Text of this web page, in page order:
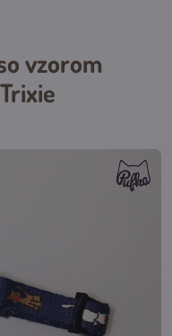
vzorom